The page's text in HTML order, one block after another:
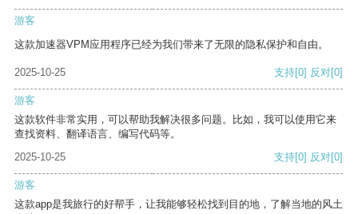
游客
这款加速器VPM应用程序已经为我们带来了无限的隐私保护和自由。
2025-10-25 支持[0] 反对[0]
游客
这款软件非常实用，可以帮助我解决很多问题。比如，我可以使用它来
查找资料、翻译语言、编写代码等。
2025-10-25
支持[0] 反对[0]
游客
这款app是我旅行的好帮手，让我能够轻松找到目的地，了解当地的风土